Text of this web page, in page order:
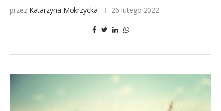
przez Katarzyna Mokrzycka 26 lutego 2022